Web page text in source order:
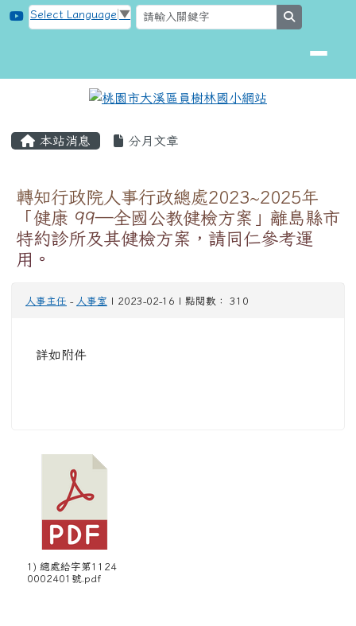
跳至主內容區
桃園市大溪區員樹林國小網站
Select Language ▼
本站消息 分月文章
轉知行政院人事行政總處2023~2025年
「健康 99—全國公教健檢方案」離島縣市
特約診所及其健檢方案，請同仁參考運
用。
人事主任 - 人事室 | 2023-02-16 | 點閱數： 310
詳如附件
1) 總處給字第1124
0002401號.pdf